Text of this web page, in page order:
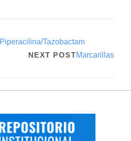
Piperacilina/Tazobactam
NEXT POSTMarcarillas